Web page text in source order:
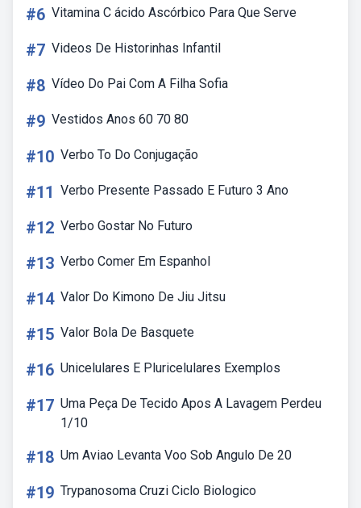
#6 Vitamina C ácido Ascórbico Para Que Serve
#7 Videos De Historinhas Infantil
#8 Vídeo Do Pai Com A Filha Sofia
#9 Vestidos Anos 60 70 80
#10 Verbo To Do Conjugação
#11 Verbo Presente Passado E Futuro 3 Ano
#12 Verbo Gostar No Futuro
#13 Verbo Comer Em Espanhol
#14 Valor Do Kimono De Jiu Jitsu
#15 Valor Bola De Basquete
#16 Unicelulares E Pluricelulares Exemplos
#17 Uma Peça De Tecido Apos A Lavagem Perdeu
1/10
#18 Um Aviao Levanta Voo Sob Angulo De 20
#19 Trypanosoma Cruzi Ciclo Biologico